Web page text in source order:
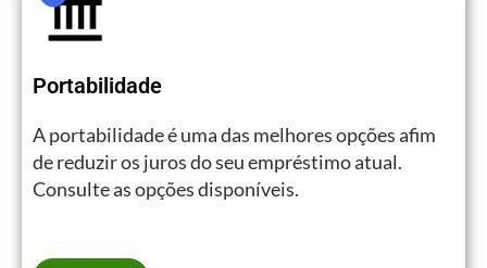
Portabilidade
A portabilidade é uma das melhores opções afim
de reduzir os juros do seu empréstimo atual.
Consulte as opções disponíveis.